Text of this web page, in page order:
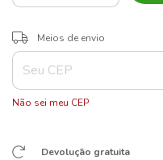
Entregas para o CEP:
Meios de envio
Não sei meu CEP
Devolução gratuita